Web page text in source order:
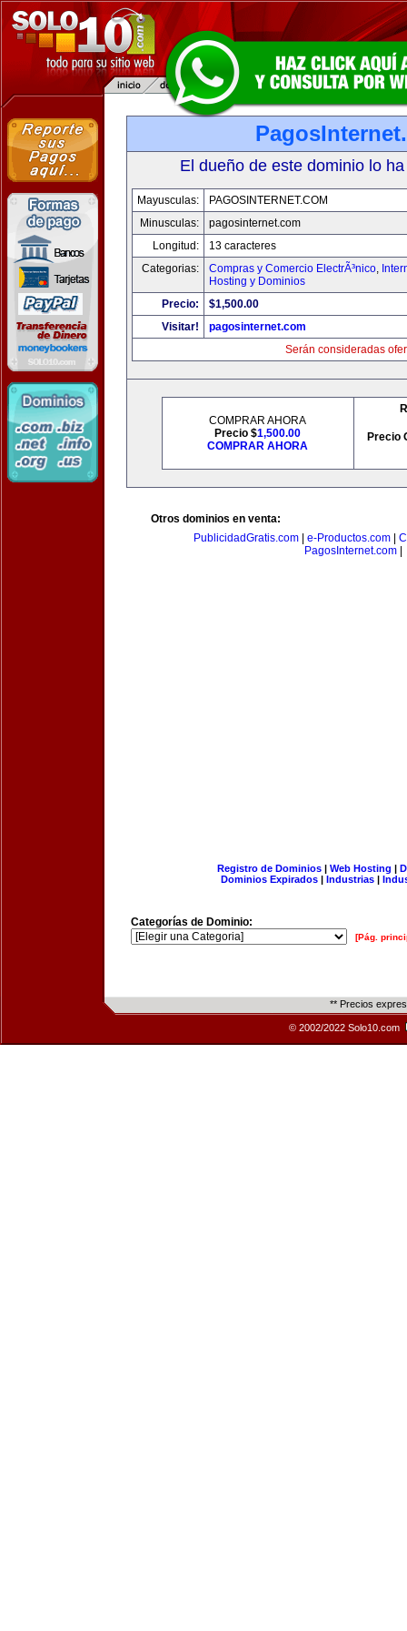
El dueño de este dominio lo
Mayusculas:
PAGOSINTERNET.COM
Minusculas:
pagosinternet.com
Longitud:
13 caracteres
Categorias:
Compras y Comercio ElectrÃ³nico,
Hosting y Dominios
Precio:
$1,500.00
Visitar!
pagosinternet.com
Serán consideradas
COMPRAR AHORA
Precio $1,500.00
COMPRAR AHORA
Precio
Otros dominios en venta:
PublicidadGratis.com
e-Productos.com
PagosInternet.com
Registro de Dominios| Web Hosting |
Dominios Expirados | Industrias |
Categorías de Dominio:
[Pág.
** Precios
© 2002/2022 Solo10.com